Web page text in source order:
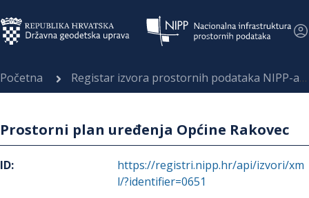
Početna Registar izvora prostornih podataka NIPP-a
Prostorni plan uređenja Općine Rakovec
ID:
https://registri.nipp.hr/api/izvori/xm
l/?identifier=0651